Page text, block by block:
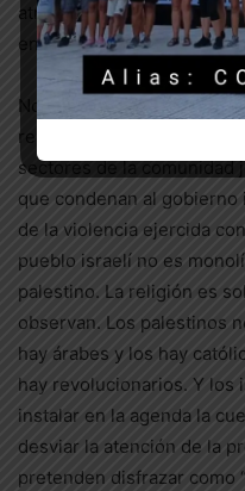
atrocidades cometidas,
entre los que se
No hay que confundirse,
religiosa. En varias de
sectores de la comunidad
que condenan al
de la violencia ejercida
pueblo israelí no es
palestino. La religión es
observan. Los palestinos
hay árabes y los hay
hay revolucionarios. Y los
instalar en la agenda la
desviar la atención de la
pretenden disfrazar como